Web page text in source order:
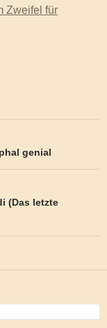
Zweifel für
genial
(Das letzte